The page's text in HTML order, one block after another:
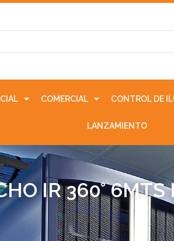
COMERCIAL CONTROL DE
LANZAMIENTO
IR 360°